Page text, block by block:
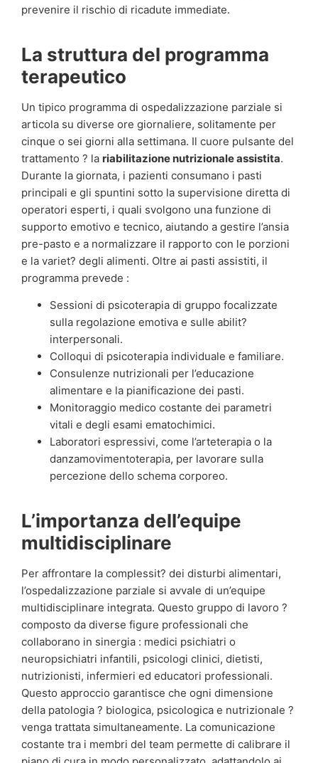
prevenire il rischio di ricadute immediate.
La struttura del programma
terapeutico
Un tipico programma di ospedalizzazione parziale si
articola su diverse ore giornaliere, solitamente per
cinque o sei giorni alla settimana. Il cuore pulsante del
trattamento ? la riabilitazione nutrizionale assistita.
Durante la giornata, i pazienti consumano i pasti
principali e gli spuntini sotto la supervisione diretta di
operatori esperti, i quali svolgono una funzione di
supporto emotivo e tecnico, aiutando a gestire l’ansia
pre-pasto e a normalizzare il rapporto con le porzioni
e la variet? degli alimenti. Oltre ai pasti assistiti, il
programma prevede :
Sessioni di psicoterapia di gruppo focalizzate
sulla regolazione emotiva e sulle abilit?
interpersonali.
Colloqui di psicoterapia individuale e familiare.
Consulenze nutrizionali per l’educazione
alimentare e la pianificazione dei pasti.
Monitoraggio medico costante dei parametri
vitali e degli esami ematochimici.
Laboratori espressivi, come l’arteterapia o la
danzamovimentoterapia, per lavorare sulla
percezione dello schema corporeo.
L’importanza dell’equipe
multidisciplinare
Per affrontare la complessit? dei disturbi alimentari,
l’ospedalizzazione parziale si avvale di un’equipe
multidisciplinare integrata. Questo gruppo di lavoro ?
composto da diverse figure professionali che
collaborano in sinergia : medici psichiatri o
neuropsichiatri infantili, psicologi clinici, dietisti,
nutrizionisti, infermieri ed educatori professionali.
Questo approccio garantisce che ogni dimensione
della patologia ? biologica, psicologica e nutrizionale ?
venga trattata simultaneamente. La comunicazione
costante tra i membri del team permette di calibrare il